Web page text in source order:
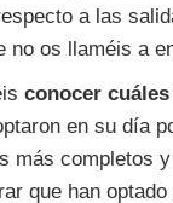
a las
no os llaméis a
conocer
en su día
más completos
que han